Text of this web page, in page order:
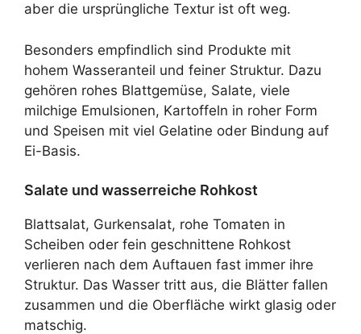
aber die ursprüngliche Textur ist oft weg.
Besonders empfindlich sind Produkte mit
hohem Wasseranteil und feiner Struktur. Dazu
gehören rohes Blattgemüse, Salate, viele
milchige Emulsionen, Kartoffeln in roher Form
und Speisen mit viel Gelatine oder Bindung auf
Ei-Basis.
Salate und wasserreiche Rohkost
Blattsalat, Gurkensalat, rohe Tomaten in
Scheiben oder fein geschnittene Rohkost
verlieren nach dem Auftauen fast immer ihre
Struktur. Das Wasser tritt aus, die Blätter fallen
zusammen und die Oberfläche wirkt glasig oder
matschig.